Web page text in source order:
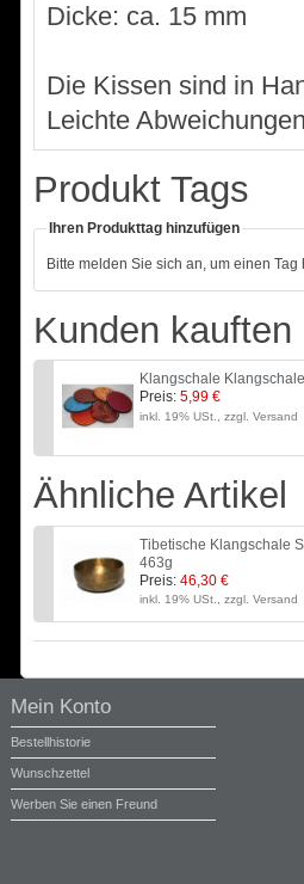
Dicke: ca. 15 mm
Die Kissen sind in
Leichte
Produkt Tags
Ihren Produkttag hinzufügen
Bitte melden Sie sich an, um einen
Kunden
Klangschale
Preis: 5,99 €
inkl. 19% USt., zzgl. Versand
Ähnliche Artikel
Tibetische Klangschale
463g
Preis: 46,30 €
inkl. 19% USt., zzgl. Versand
Mein Konto
Bestellhistorie
Wunschzettel
Werben Sie einen Freund